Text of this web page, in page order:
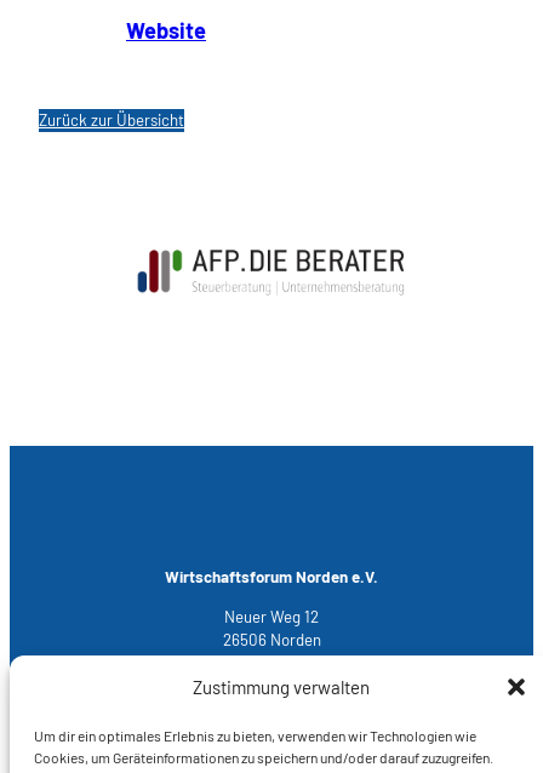
Zustimmung verwalten
Um dir ein optimales Erlebnis zu bieten, verwenden wir Technologien wie
Cookies, um Geräteinformationen zu speichern und/oder darauf zuzugreifen.
Website
Zurück zur Übersicht
Wirtschaftsforum Norden e.V.
Neuer Weg 12
26506 Norden
T 04931 – 93 700
info@wfn-norden.de